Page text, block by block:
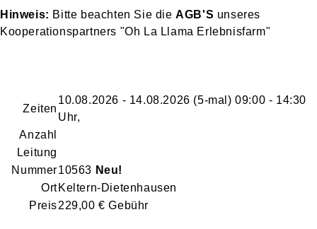
Hinweis: Bitte beachten Sie dieAGB'S unseres
Kooperationspartners "Oh La Llama Erlebnisfarm"
Zeiten
10.08.2026 - 14.08.2026 (5-mal) 09:00 - 14:30
Uhr,
Anzahl
Leitung
Nummer10563 Neu!
OrtKeltern-Dietenhausen
Preis229,00 € Gebühr